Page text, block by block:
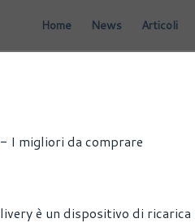
Home News Articoli
I migliori da comprare
è un dispositivo di